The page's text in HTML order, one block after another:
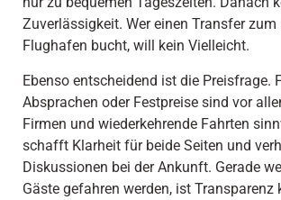
Zuverlässigkeit. Wer einen Transfer
Flughafen bucht, will kein Vielleicht.
Ebenso entscheidend ist die Preisfrage.
Absprachen oder Festpreise sind vor
Firmen und wiederkehrende Fahrten
schafft Klarheit für beide Seiten und
Diskussionen bei der Ankunft. Gerade
Gäste gefahren werden, ist Transparenz